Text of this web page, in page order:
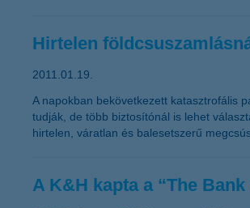
Hirtelen
2011.01.19.
A napokban bekövetkezett katasztrofális
tudják, de több biztosítónál is lehet
hirtelen, váratlan és balesetszerű
A K&H kapta a “The